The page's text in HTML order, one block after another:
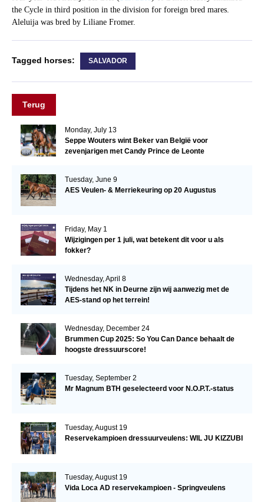
the Cycle in third position in the division for foreign bred mares.
Aleluija was bred by Liliane Fromer.
Tagged horses: SALVADOR
Terug
Monday, July 13
Seppe Wouters wint Beker van België voor
zevenjarigen met Candy Prince de Leonte
Tuesday, June 9
AES Veulen- & Merriekeuring op 20 Augustus
Friday, May 1
Wijzigingen per 1 juli, wat betekent dit voor u als
fokker?
Wednesday, April 8
Tijdens het NK in Deurne zijn wij aanwezig met de
AES-stand op het terrein!
Wednesday, December 24
Brummen Cup 2025: So You Can Dance behaalt de
hoogste dressuurscore!
Tuesday, September 2
Mr Magnum BTH geselecteerd voor N.O.P.T.-status
Tuesday, August 19
Reservekampioen dressuurveulens: WIL JU KIZZUBI
Tuesday, August 19
Vida Loca AD reservekampioen - Springveulens